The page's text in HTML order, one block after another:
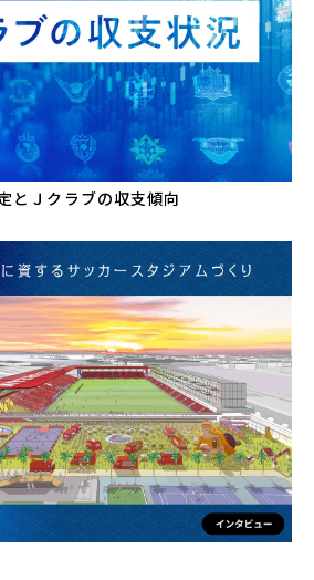
とＪクラブの収支傾向